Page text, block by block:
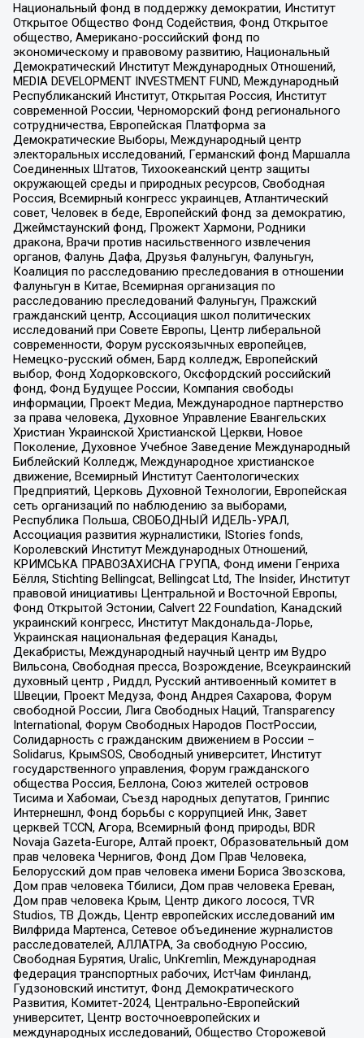
Национальный фонд в поддержку демократии, Институт
Открытое Общество Фонд Содействия, Фонд Открытое
общество, Американо-российский фонд по
экономическому и правовому развитию, Национальный
Демократический Институт Международных Отношений,
MEDIA DEVELOPMENT INVESTMENT FUND, Международный
Республиканский Институт, Открытая Россия, Институт
современной России, Черноморский фонд регионального
сотрудничества, Европейская Платформа за
Демократические Выборы, Международный центр
электоральных исследований, Германский фонд Маршалла
Соединенных Штатов, Тихоокеанский центр защиты
окружающей среды и природных ресурсов, Свободная
Россия, Всемирный конгресс украинцев, Атлантический
совет, Человек в беде, Европейский фонд за демократию,
Джеймстаунский фонд, Прожект Хармони, Родники
дракона, Врачи против насильственного извлечения
органов, Фалунь Дафа, Друзья Фалуньгун, Фалуньгун,
Коалиция по расследованию преследования в отношении
Фалуньгун в Китае, Всемирная организация по
расследованию преследований Фалуньгун, Пражский
гражданский центр, Ассоциация школ политических
исследований при Совете Европы, Центр либеральной
современности, Форум русскоязычных европейцев,
Немецко-русский обмен, Бард колледж, Европейский
выбор, Фонд Ходорковского, Оксфордский российский
фонд, Фонд Будущее России, Компания свободы
информации, Проект Медиа, Международное партнерство
за права человека, Духовное Управление Евангельских
Христиан Украинской Христианской Церкви, Новое
Поколение, Духовное Учебное Заведение Международный
Библейский Колледж, Международное христианское
движение, Всемирный Институт Саентологических
Предприятий, Церковь Духовной Технологии, Европейская
сеть организаций по наблюдению за выборами,
Республика Польша, СВОБОДНЫЙ ИДЕЛЬ-УРАЛ,
Ассоциация развития журналистики, IStories fonds,
Королевский Институт Международных Отношений,
КРИМСЬКА ПРАВОЗАХИСНА ГРУПА, Фонд имени Генриха
Бёлля, Stichting Bellingcat, Bellingcat Ltd, The Insider, Институт
правовой инициативы Центральной и Восточной Европы,
Фонд Открытой Эстонии, Calvert 22 Foundation, Канадский
украинский конгресс, Институт Макдональда-Лорье,
Украинская национальная федерация Канады,
Декабристы, Международный научный центр им Вудро
Вильсона, Свободная пресса, Возрождение, Всеукраинский
духовный центр , Риддл, Русский антивоенный комитет в
Швеции, Проект Медуза, Фонд Андрея Сахарова, Форум
свободной России, Лига Свободных Наций, Transparеncy
International, Форум Свободных Народов ПостРоссии,
Солидарность с гражданским движением в России –
Solidarus, КрымSOS, Свободный университет, Институт
государственного управления, Форум гражданского
общества Россия, Беллона, Союз жителей островов
Тисима и Хабомаи, Съезд народных депутатов, Гринпис
Интернешнл, Фонд борьбы с коррупцией Инк, Завет
церквей TCCN, Агора, Всемирный фонд природы, BDR
Novaja Gazeta-Europe, Алтай проект, Образовательный дом
прав человека Чернигов, Фонд Дом Прав Человека,
Белорусский дом прав человека имени Бориса Звозскова,
Дом прав человека Тбилиси, Дом прав человека Ереван,
Дом прав человека Крым, Центр дикого лосося, TVR
Studios, ТВ Дождь, Центр европейских исследований им
Вилфрида Мартенса, Сетевое объединение журналистов
расследователей, АЛЛАТРА, За свободную Россию,
Свободная Бурятия, Uralic, UnKremlin, Международная
федерация транспортных рабочих, ИстЧам Финланд,
Гудзоновский институт, Фонд Демократического
Развития, Комитет-2024, Центрально-Европейский
университет, Центр восточноевропейских и
международных исследований, Общество Сторожевой